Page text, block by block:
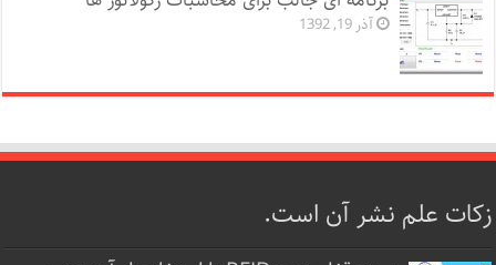
آذر 19, 1392
زکات علم نشر آن است.